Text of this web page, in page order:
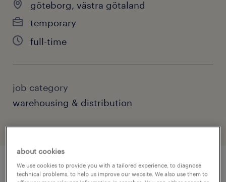
göteborg, västra götaland
temporary
full-time
job category
warehousing & distribution
job details
about cookies
We use cookies to provide you with a tailored experience, to diagnose
technical problems, to help us improve our website. We also use them to